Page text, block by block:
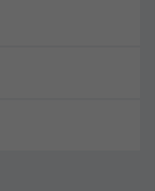
die Session-ID. So
Benutzer
Bereichen